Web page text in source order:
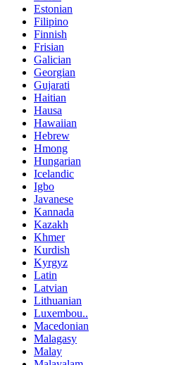
Estonian
Filipino
Finnish
Frisian
Galician
Georgian
Gujarati
Haitian
Hausa
Hawaiian
Hebrew
Hmong
Hungarian
Icelandic
Igbo
Javanese
Kannada
Kazakh
Khmer
Kurdish
Kyrgyz
Latin
Latvian
Lithuanian
Luxembou..
Macedonian
Malagasy
Malay